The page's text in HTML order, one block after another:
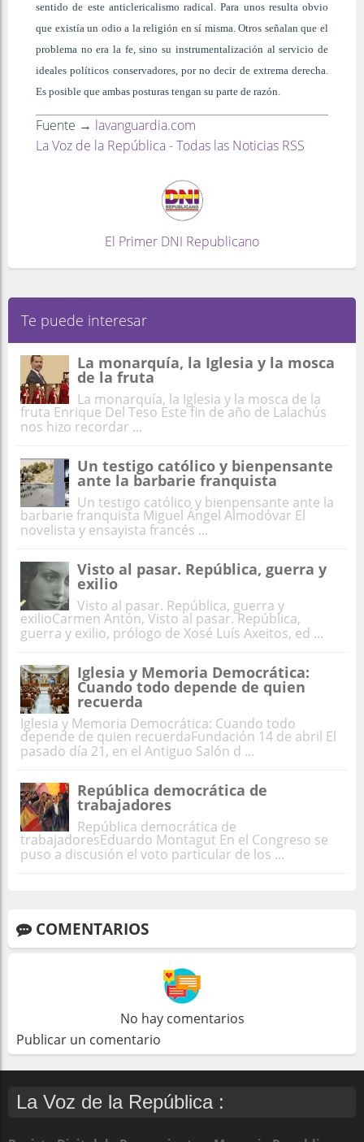
sentido de este anticlericalismo radical. Para unos resulta obvio
que existía un odio a la religión en sí misma. Otros señalan que el
problema no era la fe, sino su instrumentalización al servicio de
ideales políticos conservadores, por no decir de extrema derecha.
Es posible que ambas posturas tengan su parte de razón.
Fuente → lavanguardia.com
La Voz de la República - Todas las Noticias RSS
El Primer DNI Republicano
Te puede interesar
La monarquía, la Iglesia y la mosca
de la fruta
La monarquía, la Iglesia y la mosca de la
fruta Enrique Del Teso Este fin de año de Lalachús
nos hizo recordar ...
Un testigo católico y bienpensante
ante la barbarie franquista
Un testigo católico y bienpensante ante la
barbarie franquista Miguel Ángel Almodóvar El
novelista y ensayista francés ...
Visto al pasar. República, guerra y
exilio
Visto al pasar. República, guerra y
exilioCarmen Antón, Visto al pasar. República,
guerra y exilio, prólogo de Xosé Luís Axeitos, ed ...
Iglesia y Memoria Democrática:
Cuando todo depende de quien
recuerda
Iglesia y Memoria Democrática: Cuando todo
depende de quien recuerdaFundación 14 de abril El
pasado día 21, en el Antiguo Salón d ...
República democrática de
trabajadores
República democrática de
trabajadoresEduardo Montagut En el Congreso se
puso a discusión el voto particular de los ...
COMENTARIOS
No hay comentarios
Publicar un comentario
La Voz de la República :